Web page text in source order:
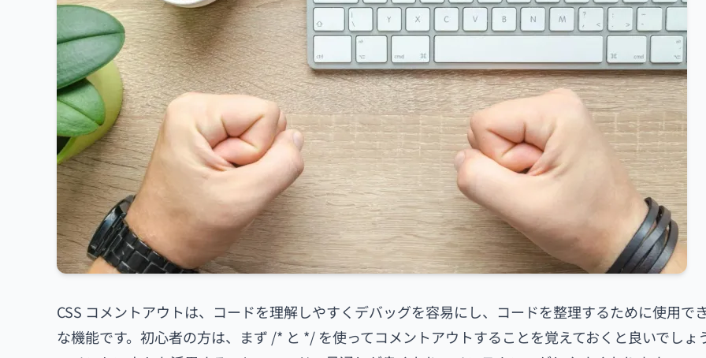
CSS コメントアウトは、コードを理解しやすくデバッグを容易にし、コードを整理するために使用で
な機能です。初心者の方は、まず /* と */ を使ってコメントアウトすることを覚えておくと良いでしょ